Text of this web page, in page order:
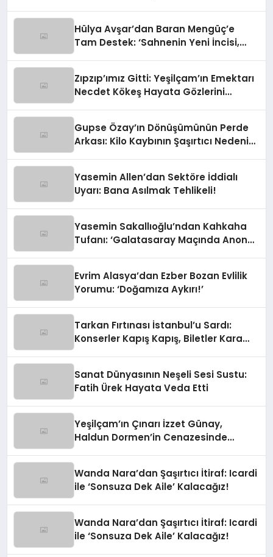
Hülya Avşar’dan Baran Mengüç’e
Tam Destek: ‘Sahnenin Yeni İncisi,
Zıpzıp’ımız Gitti: Yeşilçam’ın Emektarı
Necdet Kökeş Hayata Gözlerini
Gupse Özay’ın Dönüşümünün Perde
Arkası: Kilo Kaybının Şaşırtıcı Nedeni
Yasemin Allen’dan Sektöre İddialı
Uyarı: Bana Asılmak Tehlikeli!
Yasemin Sakallıoğlu’ndan Kahkaha
Tufanı: ‘Galatasaray Maçında Anons
Evrim Alasya’dan Ezber Bozan Evlilik
Yorumu: ‘Doğamıza Aykırı!’
Tarkan Fırtınası İstanbul’u Sardı:
Konserler Kapış Kapış, Biletler Kara
Sanat Dünyasının Neşeli Sesi Sustu:
Fatih Ürek Hayata Veda Etti
Yeşilçam’ın Çınarı İzzet Günay,
Haldun Dormen’in Cenazesinde
Wanda Nara’dan Şaşırtıcı İtiraf: Icardi
ile ‘Sonsuza Dek Aile’ Kalacağız!
Wanda Nara’dan Şaşırtıcı İtiraf: Icardi
ile ‘Sonsuza Dek Aile’ Kalacağız!